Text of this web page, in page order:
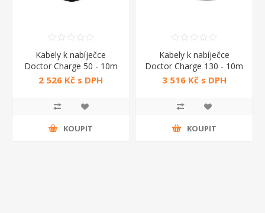
Kabely k nabíječce
Doctor Charge 50 - 10m
New
2 526 Kč s DPH
KOUPIT
Kabely k nabíječce
Doctor Charge 130 - 10m
3 516 Kč s DPH
KOUPIT